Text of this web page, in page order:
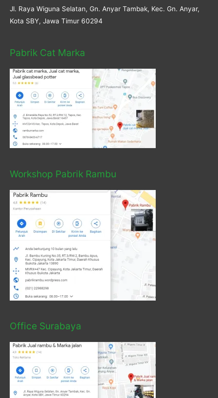
Jl. Raya Wiguna Selatan, Gn. Anyar Tambak, Kec. Gn. Anyar,
Kota SBY, Jawa Timur 60294
Pabrik Cat Marka
Workshop Pabrik Rambu
Office Surabaya